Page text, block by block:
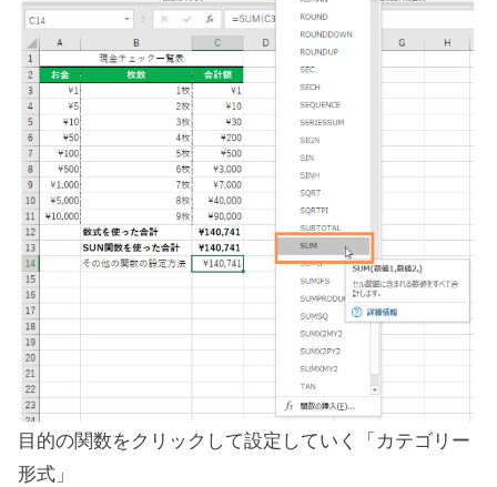
目的の関数をクリックして設定していく「カテゴリー
形式」